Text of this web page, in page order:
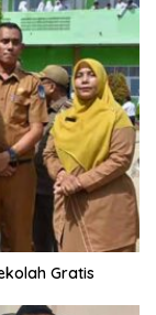
Gratis